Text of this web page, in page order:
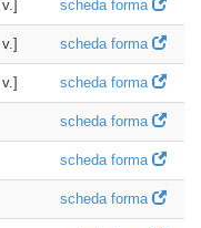
scheda forma
scheda forma
scheda forma
scheda forma
scheda forma
scheda forma